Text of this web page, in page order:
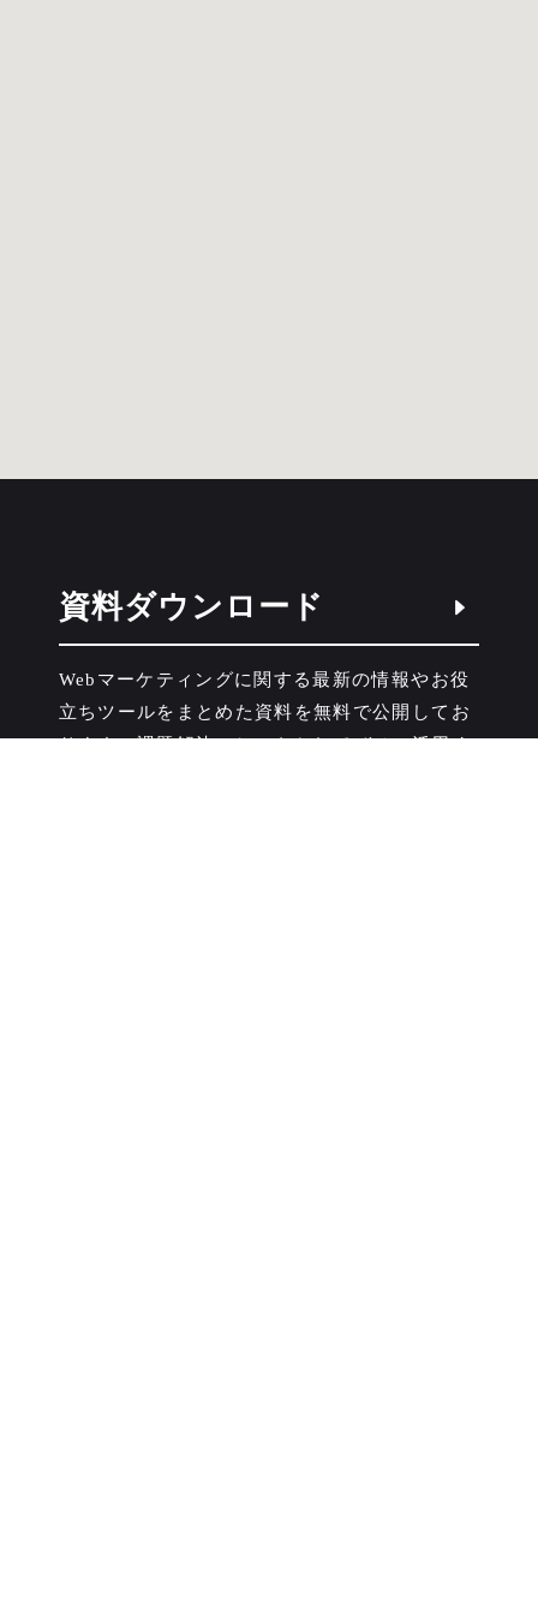
資料ダウンロード
Webマーケティングに関する最新の情報やお役
立ちツールをまとめた資料を無料で公開してお
ります。課題解決のヒントとしてぜひご活用く